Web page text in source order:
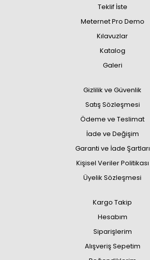
Teklif İste
Meternet Pro Demo
Kılavuzlar
Katalog
Galeri
Gizlilik ve Güvenlik
Satış Sözleşmesi
Ödeme ve Teslimat
İade ve Değişim
Garanti ve İade Şartları
Kişisel Veriler Politikası
Üyelik Sözleşmesi
Kargo Takip
Hesabım
Siparişlerim
Alışveriş Sepetim